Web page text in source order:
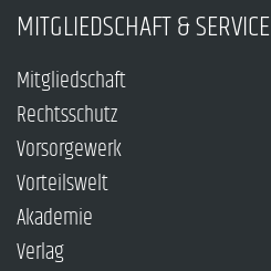
MITGLIEDSCHAFT & SERVICE
Mitgliedschaft
Rechtsschutz
Vorsorgewerk
Vorteilswelt
Akademie
Verlag